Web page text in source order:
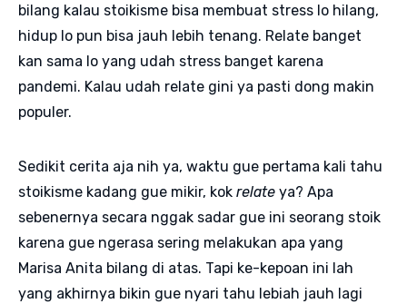
bilang kalau stoikisme bisa membuat stress lo hilang,
hidup lo pun bisa jauh lebih tenang. Relate banget
kan sama lo yang udah stress banget karena
pandemi. Kalau udah relate gini ya pasti dong makin
populer.
Sedikit cerita aja nih ya, waktu gue pertama kali tahu
stoikisme kadang gue mikir, kok relate ya? Apa
sebenernya secara nggak sadar gue ini seorang stoik
karena gue ngerasa sering melakukan apa yang
Marisa Anita bilang di atas. Tapi ke-kepoan ini lah
yang akhirnya bikin gue nyari tahu lebiah jauh lagi